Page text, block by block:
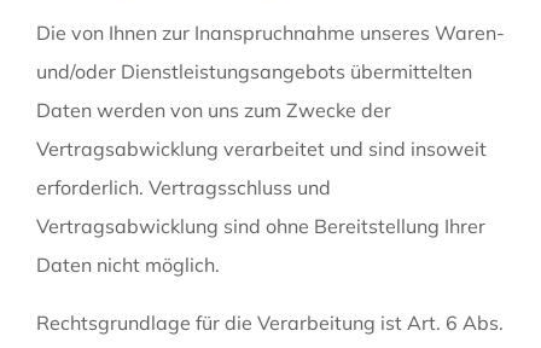
Die von Ihnen zur Inanspruchnahme unseres Waren-
und/oder Dienstleistungsangebots übermittelten
Daten werden von uns zum Zwecke der
Vertragsabwicklung verarbeitet und sind insoweit
erforderlich. Vertragsschluss und
Vertragsabwicklung sind ohne Bereitstellung Ihrer
Daten nicht möglich.
Rechtsgrundlage für die Verarbeitung ist Art. 6 Abs.